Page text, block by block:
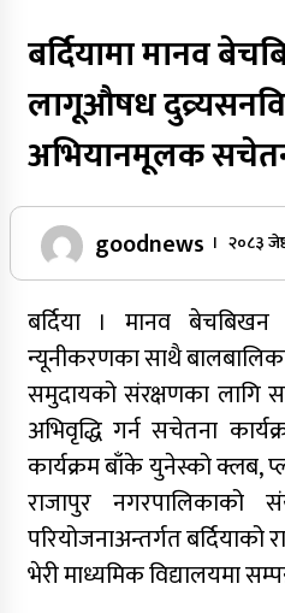
बर्दियामा मानव
लागूऔषध
अभियानमूलक
goodnews । २०८३
बर्दिया । मानव
न्यूनीकरणका साथै
समुदायको संरक्षणका लागि
अभिवृद्धि गर्न सचेतना
कार्यक्रम बाँके युनेस्को क्लब,
राजापुर नगरपालिकाको
परियोजनाअन्तर्गत
भेरी माध्यमिक विद्यालयमा